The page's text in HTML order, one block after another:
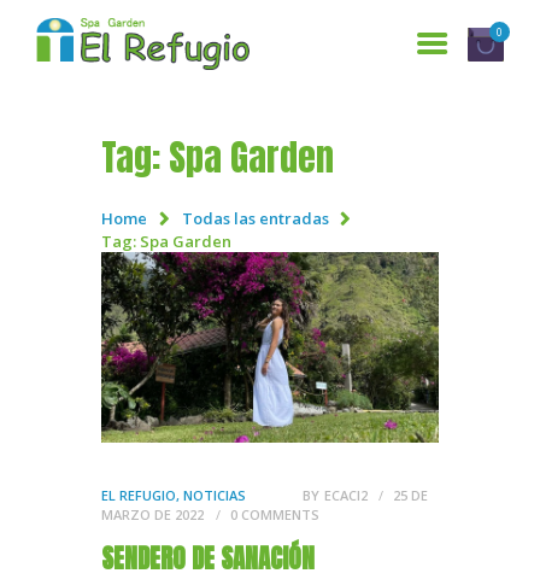
0
Tag: Spa Garden
Home
Todas las entradas
Tag: Spa Garden
INICIO
SERVICIOS
¿QUIENES SOMOS?
GALERÍA
RESERVACIONES
CONTÁCTANOS
ENGLISH
EL REFUGIO, NOTICIAS BY ECACI2
25 DE
MARZO DE 2022
0 COMMENTS
SENDERO DE SANACIÓN